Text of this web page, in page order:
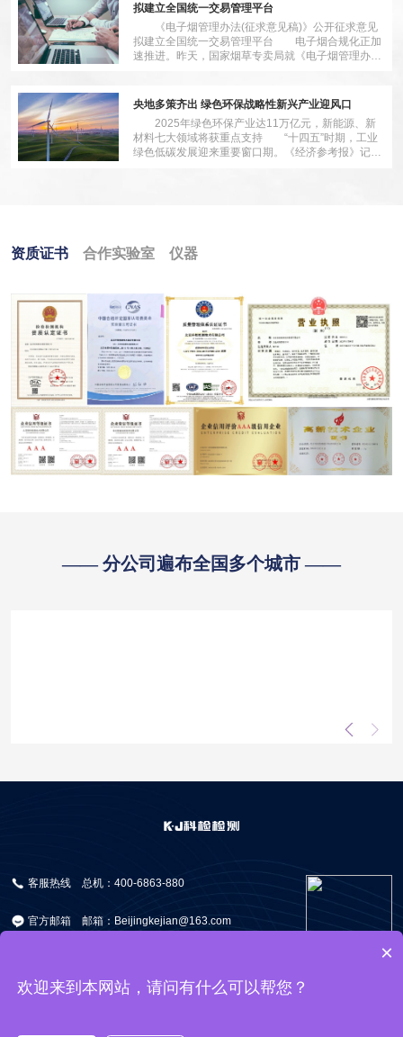
拟建立全国统一交易管理平台
《电子烟管理办法(征求意见稿)》公开征求意见
拟建立全国统一交易管理平台 电子烟合规化正加
速推进。昨天，国家烟草专卖局就《电子烟管理办法
央地多策齐出 绿色环保战略性新兴产业迎风口
2025年绿色环保产业达11万亿元，新能源、新
材料七大领域将获重点支持 “十四五”时期，工业
绿色低碳发展迎来重要窗口期。《经济参考报》记者
资质证书 合作实验室 仪器
—— 分公司遍布全国多个城市 ——
客服热线 总机：400-6863-880
官方邮箱 邮箱：Beijingkejian@163.com
×
欢迎来到本网站，请问有什么可以帮您？